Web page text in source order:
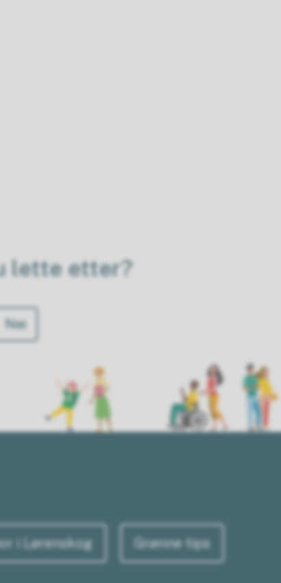
lette etter?
Nei
i Lørenskog Grønne tips